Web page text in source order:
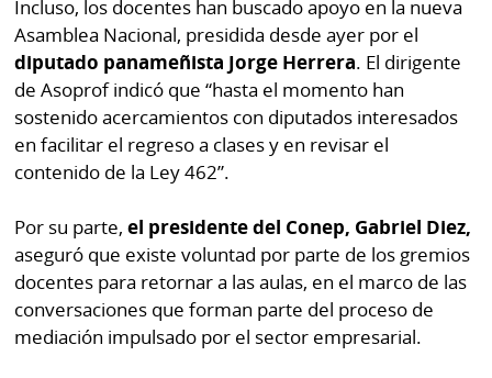
Incluso, los docentes han buscado apoyo en la nueva
Asamblea Nacional, presidida desde ayer por el
diputado panameñista Jorge Herrera. El dirigente
de Asoprof indicó que “hasta el momento han
sostenido acercamientos con diputados interesados
en facilitar el regreso a clases y en revisar el
contenido de la Ley 462”.
Por su parte,el presidente del Conep, Gabriel Diez,
aseguró que existe voluntad por parte de los gremios
docentes para retornar a las aulas, en el marco de las
conversaciones que forman parte del proceso de
mediación impulsado por el sector empresarial.